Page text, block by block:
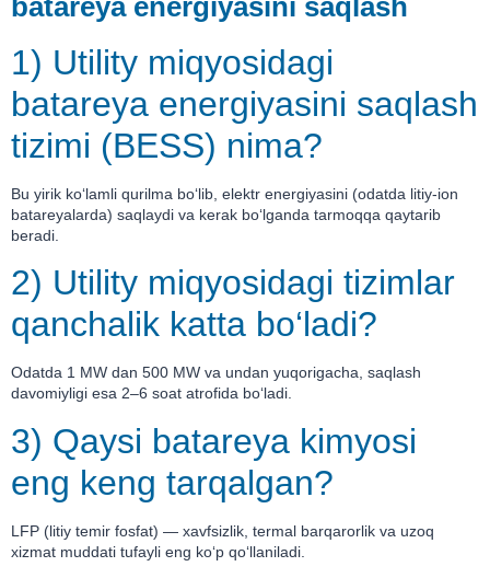
batareya energiyasini saqlash
1) Utility miqyosidagi
batareya energiyasini saqlash
tizimi (BESS) nima?
Bu yirik ko‘lamli qurilma bo‘lib, elektr energiyasini (odatda litiy-ion
batareyalarda) saqlaydi va kerak bo‘lganda tarmoqqa qaytarib
beradi.
2) Utility miqyosidagi tizimlar
qanchalik katta bo‘ladi?
Odatda 1 MW dan 500 MW va undan yuqorigacha, saqlash
davomiyligi esa 2–6 soat atrofida bo‘ladi.
3) Qaysi batareya kimyosi
eng keng tarqalgan?
LFP (litiy temir fosfat) — xavfsizlik, termal barqarorlik va uzoq
xizmat muddati tufayli eng ko‘p qo‘llaniladi.